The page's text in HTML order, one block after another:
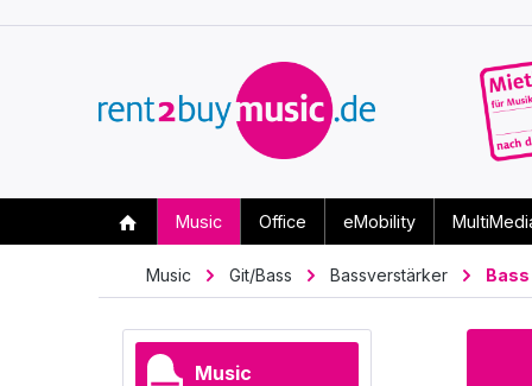
Music Office eMobility
Music Git/Bass Bassverstärker
Music